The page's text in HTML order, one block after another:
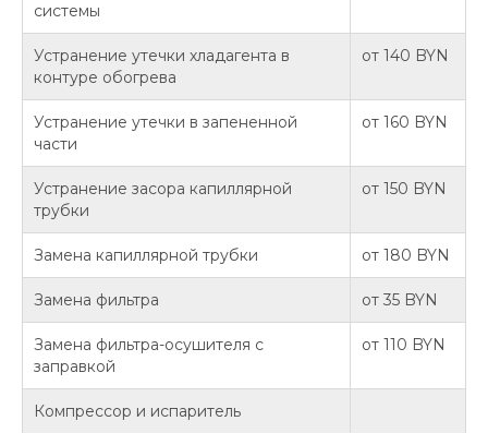
системы
Устранение утечки хладагента в
контуре обогрева
от 140 BYN
Устранение утечки в запененной
части
от 160 BYN
Устранение засора капиллярной
трубки
от 150 BYN
Замена капиллярной трубки от 180 BYN
Замена фильтра от 35 BYN
Замена фильтра-осушителя с
заправкой
от 110 BYN
Компрессор и испаритель